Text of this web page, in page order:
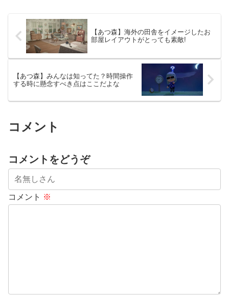
【あつ森】海外の田舎をイメージしたお
部屋レイアウトがとっても素敵!
【あつ森】みんなは知ってた？時間操作
する時に懸念すべき点はここだよな
コメント
コメントをどうぞ
コメント ※